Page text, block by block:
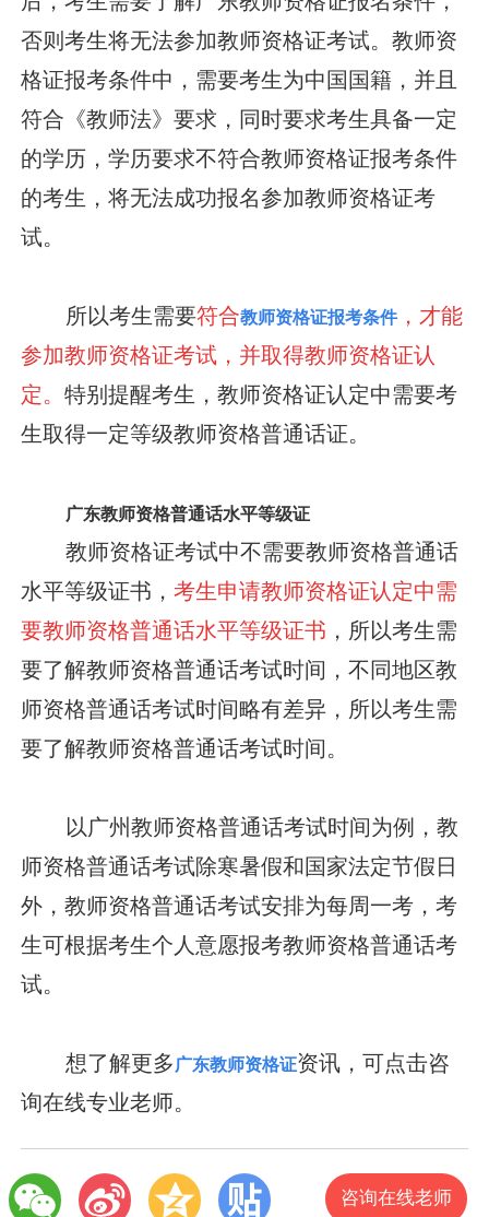
否则考生将无法参加教师资格证考试。教师资
格证报考条件中，需要考生为中国国籍，并且
符合《教师法》要求，同时要求考生具备一定
的学历，学历要求不符合教师资格证报考条件
的考生，将无法成功报名参加教师资格证考
试。
所以考生需要符合教师资格证报考条件，才能
参加教师资格证考试，并取得教师资格证认
定。特别提醒考生，教师资格证认定中需要考
生取得一定等级教师资格普通话证。
广东教师资格普通话水平等级证
教师资格证考试中不需要教师资格普通话
水平等级证书，考生申请教师资格证认定中需
要教师资格普通话水平等级证书 ，所以考生需
要了解教师资格普通话考试时间，不同地区教
师资格普通话考试时间略有差异，所以考生需
要了解教师资格普通话考试时间。
以广州教师资格普通话考试时间为例，教
师资格普通话考试除寒暑假和国家法定节假日
外，教师资格普通话考试安排为每周一考，考
生可根据考生个人意愿报考教师资格普通话考
试。
想了解更多 广东教师资格证资讯，可点击咨
询在线专业老师。
咨询在线老师